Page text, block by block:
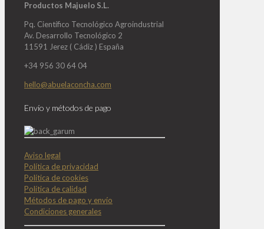
Productos Majuelo S.L.
Pq. Científico Tecnológico Agroindustrial
Av. Desarrollo Tecnológico 2
11591 Jerez ( Cádiz ) España
+34 956 30 64 04
hello@abuelaconcha.com
Envío y métodos de pago
Aviso legal
Política de privacidad
Política de cookies
Política de calidad
Métodos de pago y envío
Condiciones generales